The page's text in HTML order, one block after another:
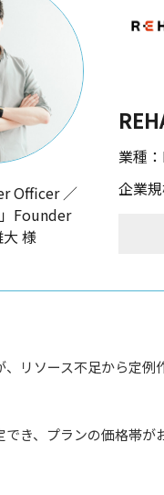
Officer ／
Founder
様
業種
企業
リソース不足から定例
でき、プランの価格帯